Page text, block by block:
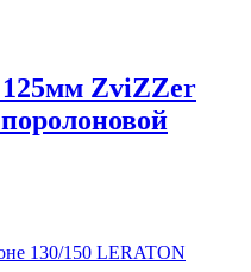
125мм ZviZZer